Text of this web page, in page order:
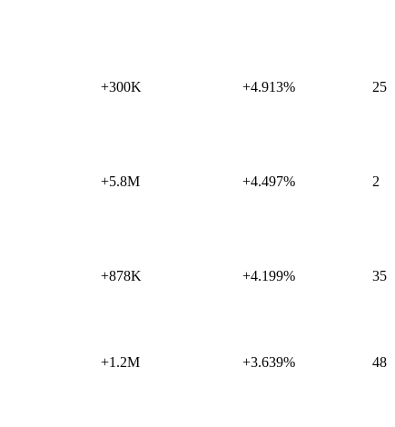
+300K +4.913% 25
+5.8M +4.497% 2
+878K +4.199% 35
+1.2M +3.639% 48